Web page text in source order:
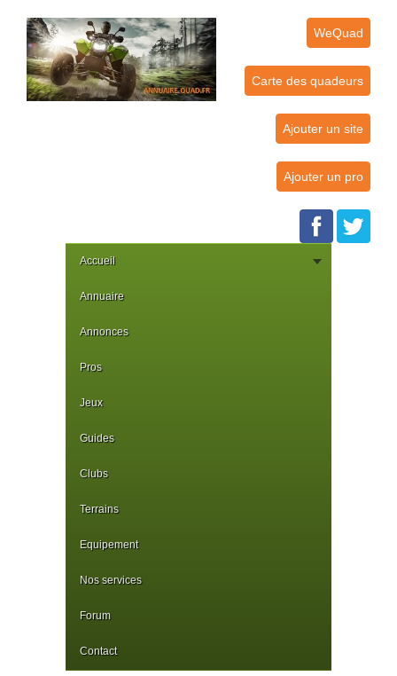
WeQuad
Carte des quadeurs
Ajouter un site
Ajouter un pro
Accueil
Annuaire
Annonces
Pros
Jeux
Guides
Clubs
Terrains
Equipement
Nos services
Forum
Contact